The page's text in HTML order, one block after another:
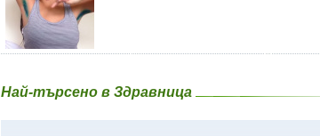
Най-търсено в Здравница